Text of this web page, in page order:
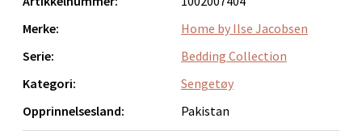
Merke:
Home by Ilse Jacobsen
Serie:
Bedding Collection
Kategori:
Sengetøy
Opprinnelsesland:
Pakistan
Åpent i dag 09-20